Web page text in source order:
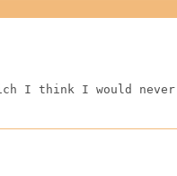
I think I would